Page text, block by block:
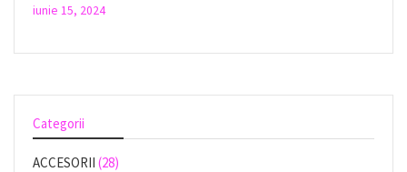
iunie 15, 2024
Categorii
ACCESORII (28)